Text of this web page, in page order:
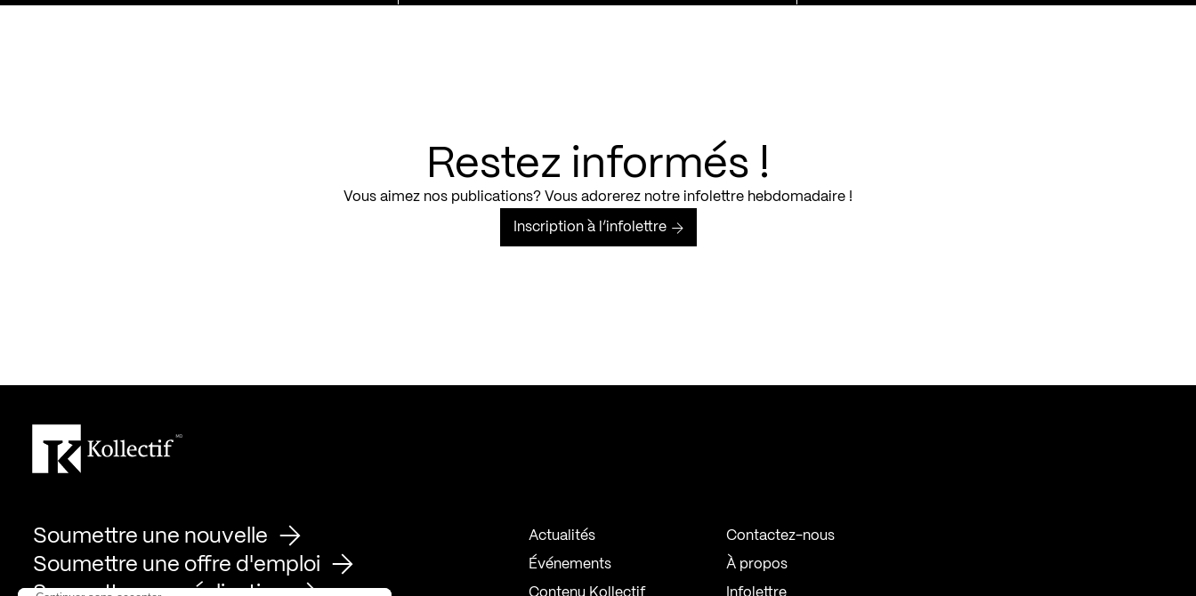
Restez informés !
Vous aimez nos publications? Vous adorerez notre infolettre hebdomadaire !
Inscription à l’infolettre
Soumettre une nouvelle
Soumettre une offre d'emploi
Actualités
Événements
Contenu Kollectif
Contactez-nous
À propos
Infolettre